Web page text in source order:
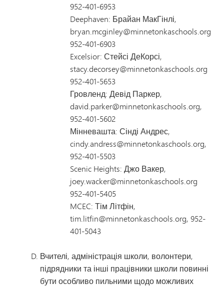
952-401-6953
Deephaven: Брайан МакГінлі,
bryan.mcginley@minnetonkaschools.org
952-401-6903
Excelsior: Стейсі ДеКорсі,
stacy.decorsey@minnetonkaschools.org
952-401-5653
Гровленд: Девід Паркер,
david.parker@minnetonkaschools.org,
952-401-5602
Мінневашта: Сінді Андрес,
cindy.andress@minnetonkaschools.org,
952-401-5503
Scenic Heights: Джо Вакер,
joey.wacker@minnetonkaschools.org
952-401-5405
MCEC: Тім Літфін,
tim.litfin@minnetonkaschools.org, 952-
401-5043
Вчителі, адміністрація школи, волонтери,
підрядники та інші працівники школи повинні
бути особливо пильними щодо можливих